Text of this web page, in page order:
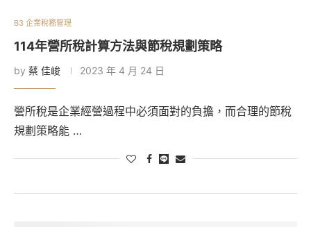
B3 企業稅務管理
114年營所稅計算方法與節稅規劃策略
by 蔡 佳峻 2023 年 4 月 24 日
營所稅是企業經營過程中必須面對的負擔，而合理的節稅
規劃策略能 …